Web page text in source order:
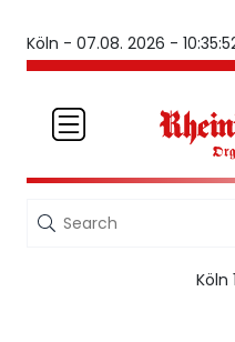
Köln - 07.08. 2026 -
Köln